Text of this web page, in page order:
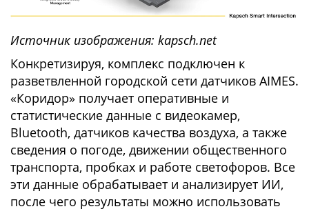
Источник изображения: kаpsch.net
Конкретизируя, комплекс подключен к
разветвленной городской сети датчиков AIMES.
«Коридор» получает оперативные и
статистические данные с видеокамер,
Bluetooth, датчиков качества воздуха, а также
сведения о погоде, движении общественного
транспорта, пробках и работе светофоров. Все
эти данные обрабатывает и анализирует ИИ,
после чего результаты можно использовать